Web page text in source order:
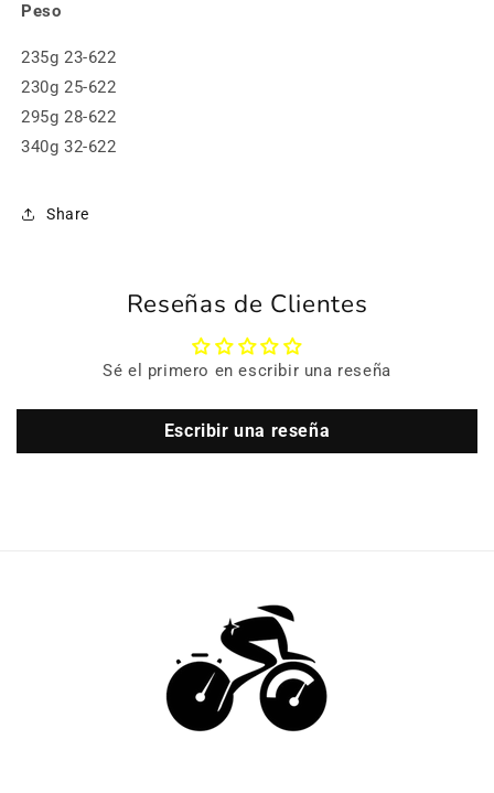
Peso
235g 23-622
230g 25-622
295g 28-622
340g 32-622
Share
Reseñas de Clientes
Sé el primero en escribir una reseña
Escribir una reseña